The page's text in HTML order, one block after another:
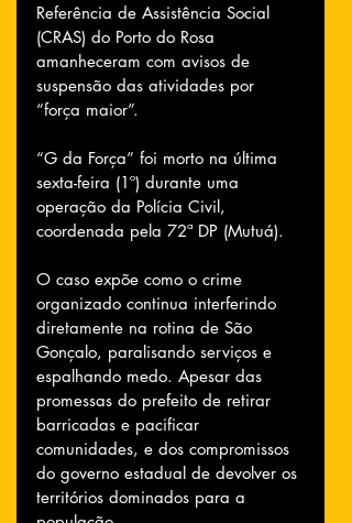
Referência de Assistência Social
(CRAS) do Porto do Rosa
amanheceram com avisos de
suspensão das atividades por
“força maior”.
“G da Força” foi morto na última
sexta-feira (1º) durante uma
operação da Polícia Civil,
coordenada pela 72ª DP (Mutuá).
O caso expõe como o crime
organizado continua interferindo
diretamente na rotina de São
Gonçalo, paralisando serviços e
espalhando medo. Apesar das
promessas do prefeito de retirar
barricadas e pacificar
comunidades, e dos compromissos
do governo estadual de devolver os
territórios dominados para a